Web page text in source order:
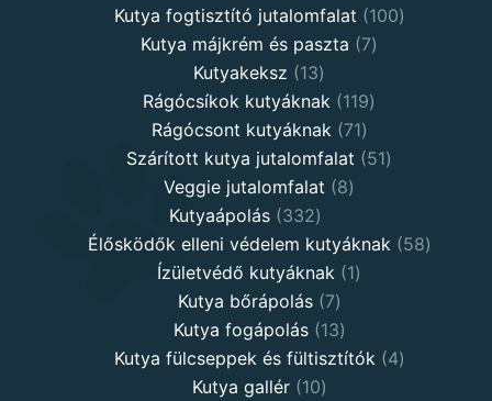
product
Kutya fogtisztító jutalomfalat 100100
Kutya májkrém és paszta 77
Kutyakeksz 1313
products
Rágócsíkok kutyáknak 119119
Rágócsont kutyáknak 7171
products
Szárított kutya jutalomfalat 5151
Veggie jutalomfalat 88
Kutyaápolás 332332
products
Élősködők elleni védelem kutyáknak 5858
Ízületvédő kutyáknak 11
Kutya bőrápolás 77
products
Kutya fogápolás 1313
products
Kutya fülcseppek és fültisztítók 44
Kutya gallér 1010